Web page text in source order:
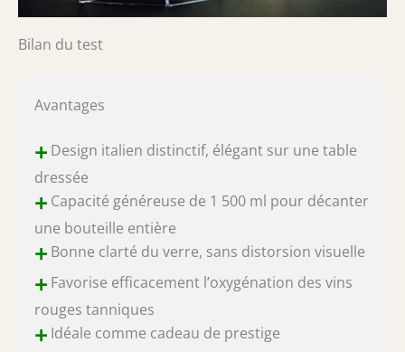
Bilan du test
Avantages
+Design italien distinctif, élégant sur une table
dressée
+Capacité généreuse de 1 500 ml pour décanter
une bouteille entière
+Bonne clarté du verre, sans distorsion visuelle
+Favorise efficacement l’oxygénation des vins
rouges tanniques
+Idéale comme cadeau de prestige